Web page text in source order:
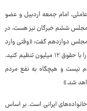
امام جمعه اردبیل و عضو
ششم خبرگان نیز هست، در
دوازدهم گفت: «وقتی وارد
مجلس شدید حتماً و حتماً زندگی یک ماه اول خودتان را با حقوق ۱۲ میلیون تنظیم کنید.
نیست و هیچگاه به نفع مردم
شد.»
ایرانی است. بر اساس